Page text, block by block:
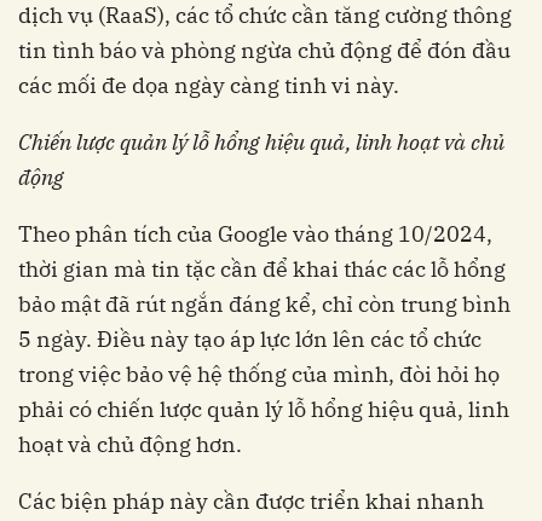
dịch vụ (RaaS), các tổ chức cần tăng cường thông
tin tình báo và phòng ngừa chủ động để đón đầu
các mối đe dọa ngày càng tinh vi này.
Chiến lược quản lý lỗ hổng hiệu quả, linh hoạt và chủ
động
Theo phân tích của Google vào tháng 10/2024,
thời gian mà tin tặc cần để khai thác các lỗ hổng
bảo mật đã rút ngắn đáng kể, chỉ còn trung bình
5 ngày. Điều này tạo áp lực lớn lên các tổ chức
trong việc bảo vệ hệ thống của mình, đòi hỏi họ
phải có chiến lược quản lý lỗ hổng hiệu quả, linh
hoạt và chủ động hơn.
Các biện pháp này cần được triển khai nhanh